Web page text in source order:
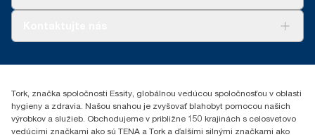
Essity Slovakia s.r.o.
049 12 Gemerská Hôrka
Tork, značka spoločnosti Essity, globálnou vedúcou spoločnosťou v oblasti
hygieny a zdravia. Našou snahou je zvyšovať blahobyt pomocou našich
výrobkov a služieb. Obchodujeme v približne 150 krajinách s celosvetovo
vedúcimi značkami ako sú TENA a Tork a ďalšími silnými značkami ako